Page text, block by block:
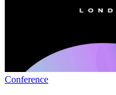
Conference